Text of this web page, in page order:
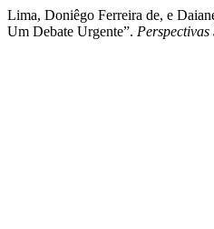
Lima, Doniêgo Ferreira de, e
Um Debate Urgente”. Perspectivas